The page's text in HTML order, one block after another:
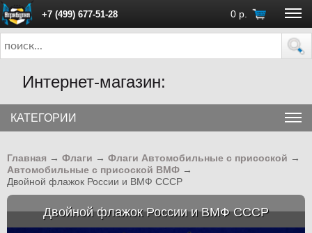
+7 (499) 677-51-28 0 р.
ПН - ПТ с 10:00 до 18:00 (Москва)
Интернет-магазин:
КАТЕГОРИИ
Главная → Флаги → Флаги Автомобильные с присоской →
Автомобильные с присоской ВМФ →
Двойной флажок России и ВМФ СССР
Двойной флажок России и ВМФ СССР